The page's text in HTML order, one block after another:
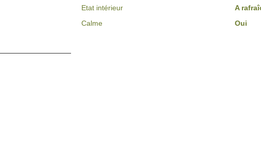
Etat intérieur
A
Calme
Oui